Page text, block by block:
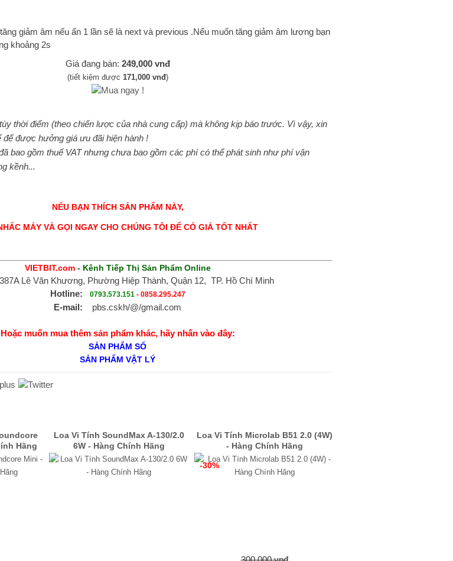
giảm âm nếu ấn 1 lần sẽ là next và previous .Nếu muốn tăng giảm âm lượng bạn
khoảng 2s
Giá đang bán: 249,000 vnđ
(tiết kiệm được 171,000 vnđ)
thời điểm (theo chiến lược của nhà cung cấp) mà không kịp báo trước. Vì vậy, xin
để được hưởng giá ưu đãi hiện hành !
bao gồm thuế VAT nhưng chưa bao gồm các phí có thể phát sinh như phí vận
kềnh...
NẾU BẠN THÍCH SẢN PHẨM NÀY,
MÁY VÀ GỌI NGAY CHO CHÚNG TÔI ĐỂ CÓ GIÁ TỐT NHẤT
VIETBIT.com- Kênh Tiếp Thị Sản Phẩm Online
Lê Văn Khương, Phường Hiệp Thành, Quận 12, TP. Hồ Chí Minh
Hotline:
0793.573.151- 0858.295.247
E-mail: pbs.cskh/@/gmail.com
Hoặc muốn mua thêm sản phẩm khác, hãy nhấn vào đây:
SẢN PHẨM SỐ
SẢN PHẨM VẬT LÝ
Hãng
Loa Vi Tính SoundMax A-130/2.0
6W - Hàng Chính Hãng
Loa Vi Tính Microlab B51 2.0 (4W)
- Hàng Chính Hãng
-30%